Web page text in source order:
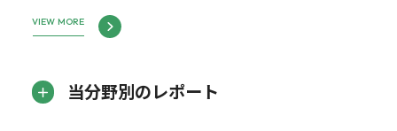
VIEW MORE
当分野別のレポート